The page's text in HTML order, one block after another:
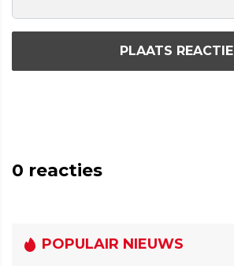
PLAATS REACTIE
0 reacties
POPULAIR NIEUWS